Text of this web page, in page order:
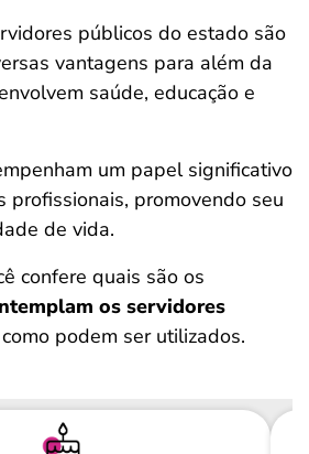
públicos do estado são
vantagens para além da
saúde, educação e
um papel significativo
profissionais, promovendo seu
de vida.
confere quais são os
os servidores
podem ser utilizados.